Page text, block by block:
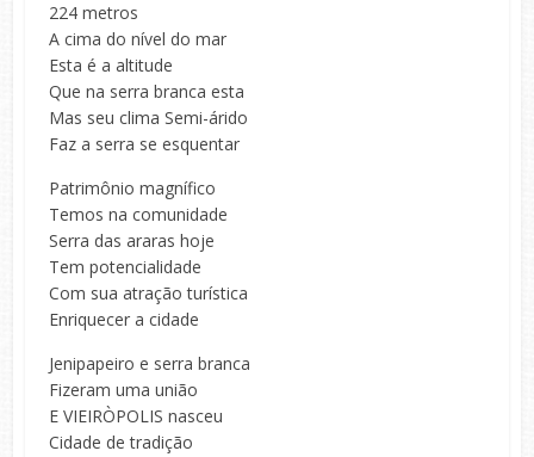
224 metros
A cima do nível do mar
Esta é a altitude
Que na serra branca esta
Mas seu clima Semi-árido
Faz a serra se esquentar
Patrimônio magnífico
Temos na comunidade
Serra das araras hoje
Tem potencialidade
Com sua atração turística
Enriquecer a cidade
Jenipapeiro e serra branca
Fizeram uma união
E VIEIRÒPOLIS nasceu
Cidade de tradição